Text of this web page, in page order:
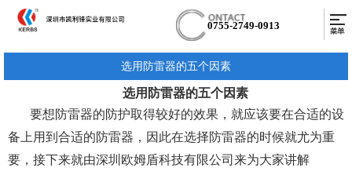
0755-2749-0913
选用防雷器的五个因素
选用防雷器的五个因素
要想防雷器的防护取得较好的效果，就应该要在合适的设
备上用到合适的防雷器，因此在选择防雷器的时候就尤为重
要，接下来就由深圳欧姆盾科技有限公司来为大家讲解